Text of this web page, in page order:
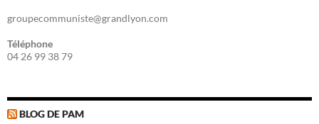
groupecommuniste@grandlyon.com
Téléphone
04 26 99 38 79
BLOG DE PAM